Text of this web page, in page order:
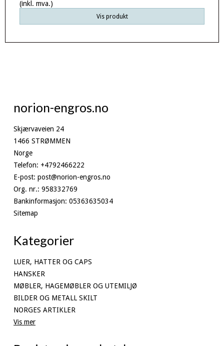
(inkl. mva.)
Vis produkt
norion-engros.no
Skjærvaveien 24
1466 STRØMMEN
Norge
Telefon: +4792466222
E-post: post@norion-engros.no
Org. nr.: 958332769
Bankinformasjon: 05363635034
Sitemap
Kategorier
LUER, HATTER OG CAPS
HANSKER
MØBLER, HAGEMØBLER OG UTEMILJØ
BILDER OG METALL SKILT
NORGES ARTIKLER
Vis mer